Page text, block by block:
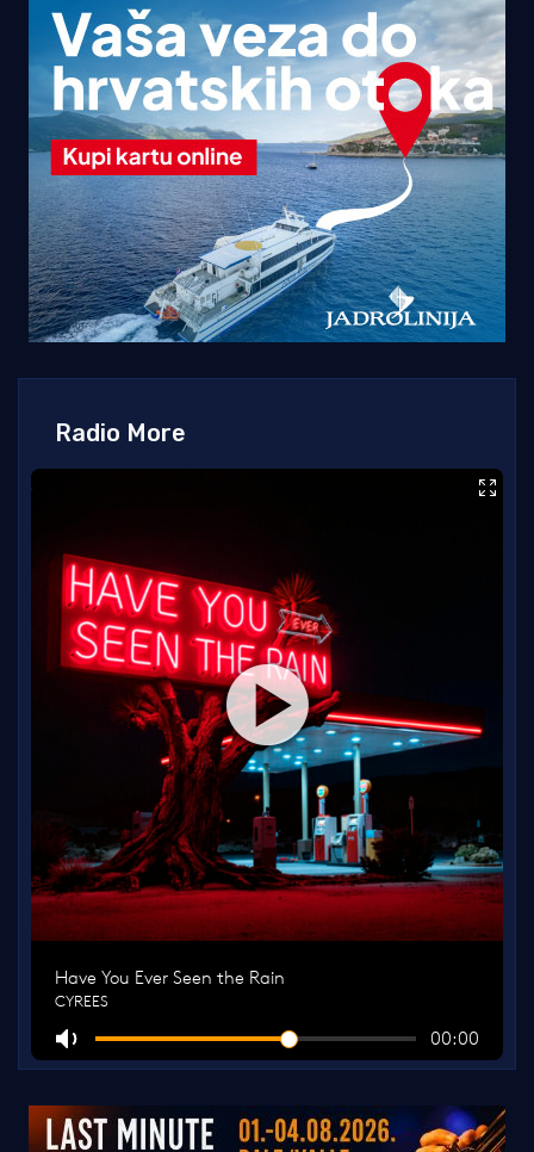
Radio More